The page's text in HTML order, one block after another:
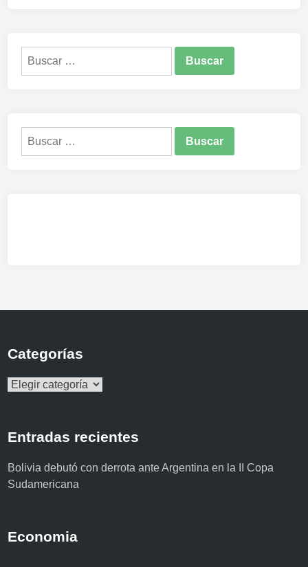
Buscar:
Buscar:
Categorías
Categorías
Entradas recientes
Bolivia debutó con derrota ante Argentina en la II Copa
Sudamericana
Economia